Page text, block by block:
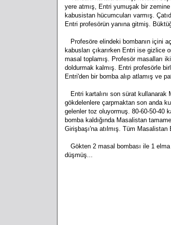
yere atmış, Entri yumuşak bir
kabusistan hücumcuları varmış.
Entri profesörün yanına gitmiş.
Profesöre elindeki bombanın içini
kabusları çıkarırken Entri ise gizlice
masal toplamış. Profesör masalları
doldurmak kalmış. Entri profesörle
Entri'den bir bomba alıp atlamış ve
Entri kartalını son sürat kullanarak
gökdelenlere çarpmaktan son anda
gelenler toz oluyormuş. 80-60-50-40
bomba kaldığında Masalistan
Girişbaşı'na atılmış. Tüm
Gökten 2 masal bombası ile 1
düşmüş...